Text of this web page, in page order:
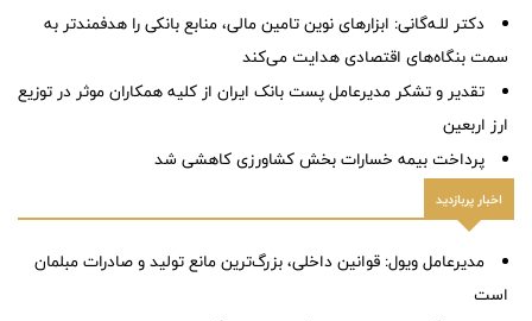
دکتر للـه‌گانی: ابزارهای نوین تامین مالی، منابع بانکی را هدفمندتر به
سمت بنگاه‌های اقتصادی هدایت می‌کند
تقدیر و تشکر مدیرعامل پست بانک ایران از کلیه همکاران موثر در توزیع
ارز اربعین
پرداخت بیمه خسارات بخش کشاورزی کاهشی شد
اخبار پربازدید
مدیرعامل ویول: قوانین داخلی، بزرگ‌ترین مانع تولید و صادرات مبلمان
است